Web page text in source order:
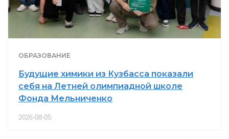
ОБРАЗОВАНИЕ
Будущие химики из Кузбасса показали
себя на Летней олимпиадной школе
Фонда Мельниченко
2026-08-05